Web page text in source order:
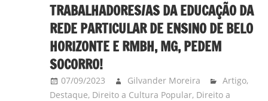
TRABALHADORES/AS DA EDUCAÇÃO DA
REDE PARTICULAR DE ENSINO DE BELO
HORIZONTE E RMBH, MG, PEDEM
SOCORRO!
07/09/2023 Gilvander Moreira Artigo,
Destaque, Direito a Cultura Popular, Direito a